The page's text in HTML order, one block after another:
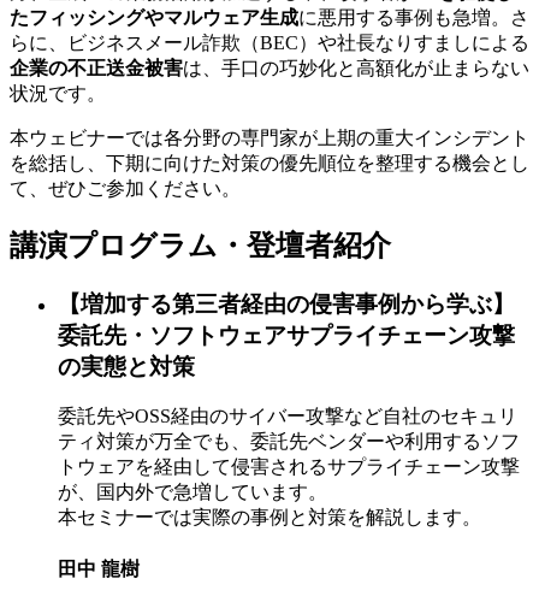
たフィッシングやマルウェア生成に悪用する事例も急増。さ
らに、ビジネスメール詐欺（BEC）や社長なりすましによる
企業の不正送金被害は、手口の巧妙化と高額化が止まらない
状況です。
本ウェビナーでは各分野の専門家が上期の重大インシデント
を総括し、下期に向けた対策の優先順位を整理する機会とし
て、ぜひご参加ください。
講演プログラム・登壇者紹介
【増加する第三者経由の侵害事例から学ぶ】
委託先・ソフトウェアサプライチェーン攻撃
の実態と対策
委託先やOSS経由のサイバー攻撃など自社のセキュリ
ティ対策が万全でも、委託先ベンダーや利用するソフ
トウェアを経由して侵害されるサプライチェーン攻撃
が、国内外で急増しています。
本セミナーでは実際の事例と対策を解説します。
田中 龍樹